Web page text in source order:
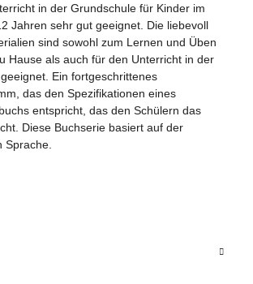
in der Grundschule für Kinder im
Jahren sehr gut geeignet. Die liebevoll
sind sowohl zum Lernen und Üben
Hause als auch für den Unterricht in der
Ein fortgeschrittenes
das den Spezifikationen eines
entspricht, das den Schülern das
Diese Buchserie basiert auf der
Sprache.